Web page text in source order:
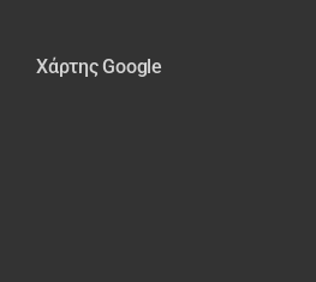
Χάρτης Google